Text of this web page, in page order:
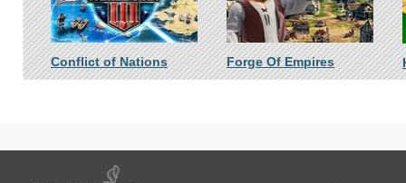
Conflict of Nations Forge Of Empires